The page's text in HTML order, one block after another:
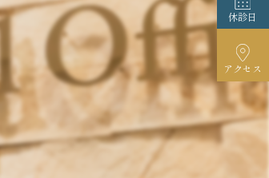
休診日
アクセス